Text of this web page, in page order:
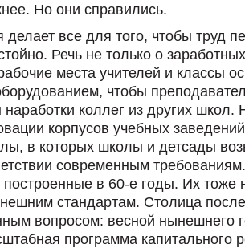
Но они справились.
делает все для того, чтобы труд
Речь не только о
места учителей и классы
чтобы
наработки коллег из других школ.
корпусов учебных
в которых школы и детсады
современным
построенные в 60-е годы. Их тоже
стандартам. Столица
вопросом: весной нынешнего
программа капитального